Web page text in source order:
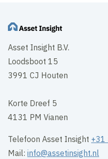
Asset Insight B.V.
Loodsboot 15
3991 CJ Houten
Korte Dreef 5
4131 PM Vianen
Telefoon Asset Insight +31
Mail:info@assetinsight.nl